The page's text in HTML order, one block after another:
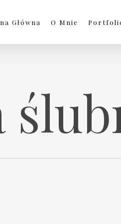
Główna O Mnie